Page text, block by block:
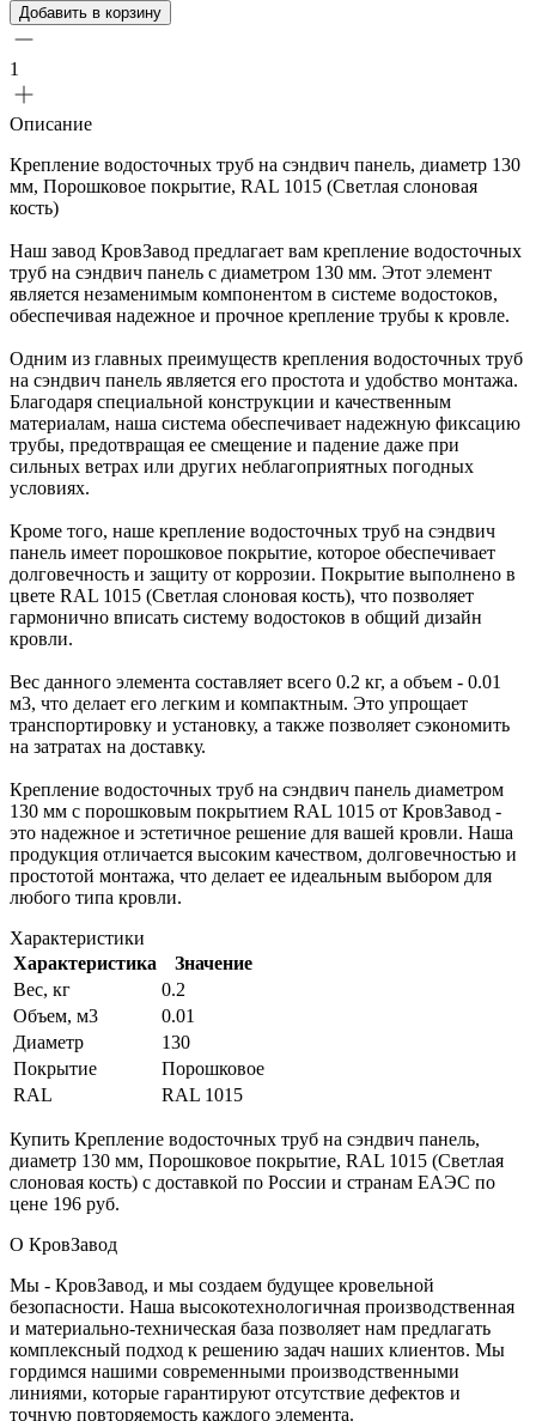
Добавить в корзину
1
Описание
Крепление водосточных труб на сэндвич панель, диаметр 130
мм, Порошковое покрытие, RAL 1015 (Светлая слоновая
кость)
Наш завод КровЗавод предлагает вам крепление водосточных
труб на сэндвич панель с диаметром 130 мм. Этот элемент
является незаменимым компонентом в системе водостоков,
обеспечивая надежное и прочное крепление трубы к кровле.
Одним из главных преимуществ крепления водосточных труб
на сэндвич панель является его простота и удобство монтажа.
Благодаря специальной конструкции и качественным
материалам, наша система обеспечивает надежную фиксацию
трубы, предотвращая ее смещение и падение даже при
сильных ветрах или других неблагоприятных погодных
условиях.
Кроме того, наше крепление водосточных труб на сэндвич
панель имеет порошковое покрытие, которое обеспечивает
долговечность и защиту от коррозии. Покрытие выполнено в
цвете RAL 1015 (Светлая слоновая кость), что позволяет
гармонично вписать систему водостоков в общий дизайн
кровли.
Вес данного элемента составляет всего 0.2 кг, а объем - 0.01
м3, что делает его легким и компактным. Это упрощает
транспортировку и установку, а также позволяет сэкономить
на затратах на доставку.
Крепление водосточных труб на сэндвич панель диаметром
130 мм с порошковым покрытием RAL 1015 от КровЗавод -
это надежное и эстетичное решение для вашей кровли. Наша
продукция отличается высоким качеством, долговечностью и
простотой монтажа, что делает ее идеальным выбором для
любого типа кровли.
Характеристики
Характеристика
Значение
Вес, кг
0.2
Объем, м3
0.01
Диаметр
130
Покрытие
Порошковое
RAL
RAL 1015
Купить Крепление водосточных труб на сэндвич панель,
диаметр 130 мм, Порошковое покрытие, RAL 1015 (Светлая
слоновая кость) с доставкой по России и странам ЕАЭС по
цене 196 руб.
О КровЗавод
Мы - КровЗавод, и мы создаем будущее кровельной
безопасности. Наша высокотехнологичная производственная
и материально-техническая база позволяет нам предлагать
комплексный подход к решению задач наших клиентов. Мы
гордимся нашими современными производственными
линиями, которые гарантируют отсутствие дефектов и
точную повторяемость каждого элемента.